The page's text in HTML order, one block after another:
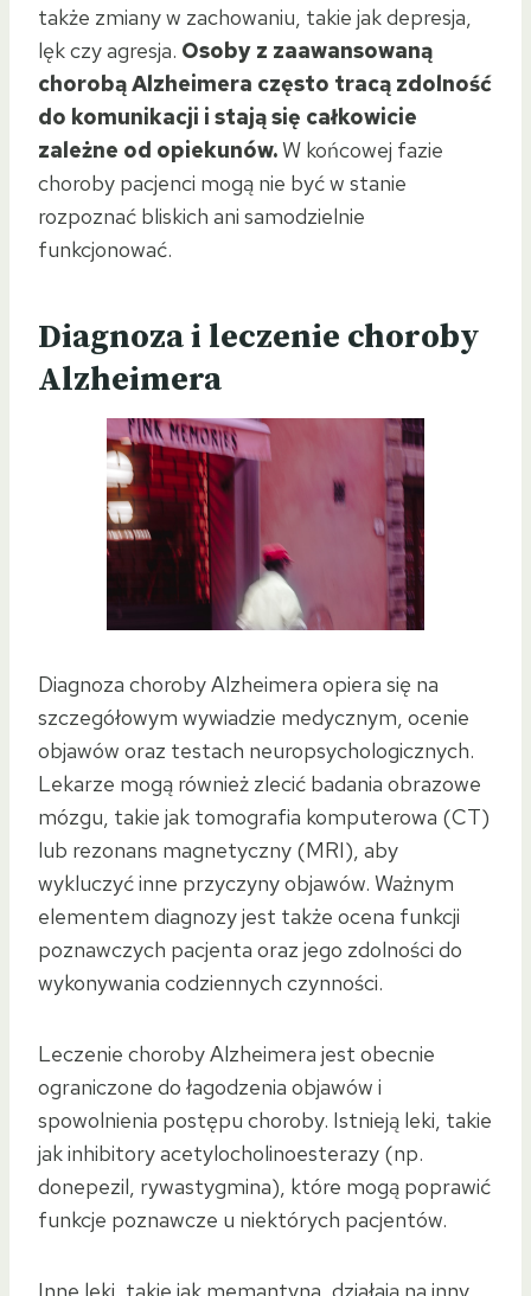
także zmiany w zachowaniu, takie jak depresja,
lęk czy agresja. Osoby z zaawansowaną
chorobą Alzheimera często tracą zdolność
do komunikacji i stają się całkowicie
zależne od opiekunów.W końcowej fazie
choroby pacjenci mogą nie być w stanie
rozpoznać bliskich ani samodzielnie
funkcjonować.
Diagnoza i leczenie choroby
Alzheimera
Diagnoza choroby Alzheimera opiera się na
szczegółowym wywiadzie medycznym, ocenie
objawów oraz testach neuropsychologicznych.
Lekarze mogą również zlecić badania obrazowe
mózgu, takie jak tomografia komputerowa (CT)
lub rezonans magnetyczny (MRI), aby
wykluczyć inne przyczyny objawów. Ważnym
elementem diagnozy jest także ocena funkcji
poznawczych pacjenta oraz jego zdolności do
wykonywania codziennych czynności.
Leczenie choroby Alzheimera jest obecnie
ograniczone do łagodzenia objawów i
spowolnienia postępu choroby. Istnieją leki, takie
jak inhibitory acetylocholinoesterazy (np.
donepezil, rywastygmina), które mogą poprawić
funkcje poznawcze u niektórych pacjentów.